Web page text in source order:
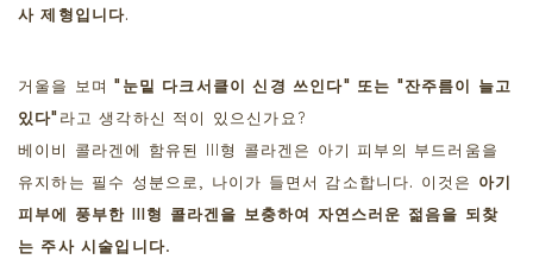
사 제형입니다.
거울을 보며"눈밑 다크서클이 신경 쓰인다" 또는 "잔주름이 늘고
있다"라고 생각하신 적이 있으신가요?
베이비 콜라겐에 함유된 III형 콜라겐은 아기 피부의 부드러움을
유지하는 필수 성분으로, 나이가 들면서 감소합니다. 이것은 아기
피부에 풍부한 III형 콜라겐을 보충하여 자연스러운 젊음을 되찾
는 주사 시술입니다.